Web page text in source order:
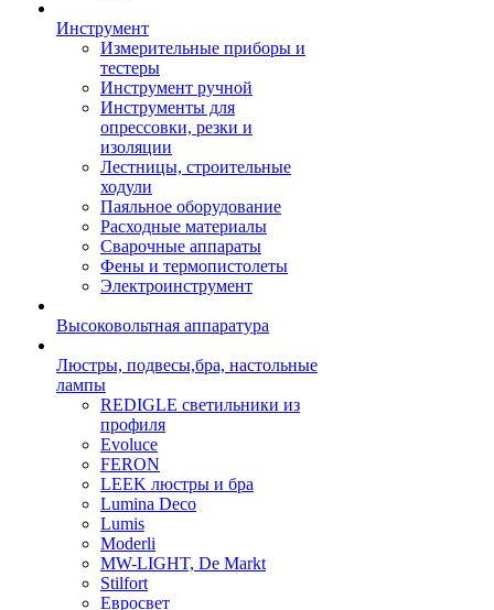
Инструмент
Измерительные приборы и
тестеры
Инструмент ручной
Инструменты для
опрессовки, резки и
изоляции
Лестницы, строительные
ходули
Паяльное оборудование
Расходные материалы
Сварочные аппараты
Фены и термопистолеты
Электроинструмент
Высоковольтная аппаратура
Люстры, подвесы,бра, настольные
лампы
REDIGLE светильники из
профиля
Evoluce
FERON
LEEK люстры и бра
Lumina Deco
Lumis
Moderli
MW-LIGHT, De Markt
Stilfort
Евросвет